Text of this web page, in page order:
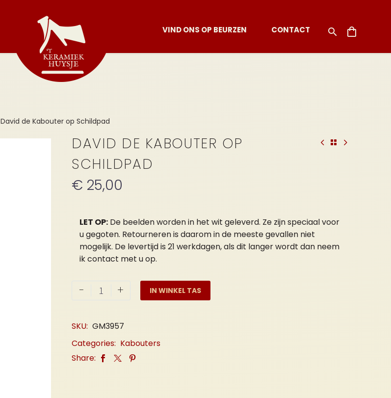
VIND ONS OP BEURZEN CONTACT
David de Kabouter op Schildpad
DAVID DE KABOUTER OP
SCHILDPAD
€ 25,00
LET OP: De beelden worden in het wit geleverd. Ze zijn speciaal voor
u gegoten. Retourneren is daarom in de meeste gevallen niet
mogelijk. De levertijd is 21 werkdagen, als dit langer wordt dan neem
ik contact met u op.
-
David
op
aantal
+ IN WINKEL TAS
SKU: GM3957
Categories: Kabouters
Share: